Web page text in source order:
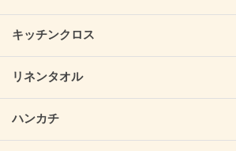
キッチンクロス
リネンタオル
ハンカチ